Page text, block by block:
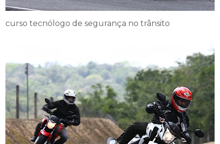
curso tecnólogo de segurança no trânsito